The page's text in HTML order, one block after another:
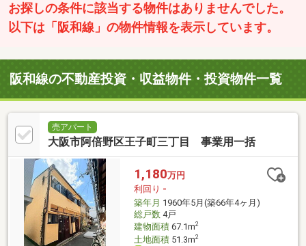
お探しの条件に該当する物件はありませんでした。
以下は「阪和線」の物件情報を表示しています。
阪和線の不動産投資・収益物件・投資物件一覧
売アパート
大阪市阿倍野区王子町三丁目 事業用一括
1,180万円
利回り -
築年月 1960年5月(築66年4ヶ月)
総戸数4戸
建物面積67.1m2
土地面積51.3m2